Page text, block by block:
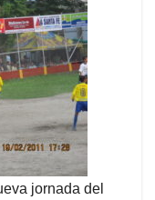
jornada del